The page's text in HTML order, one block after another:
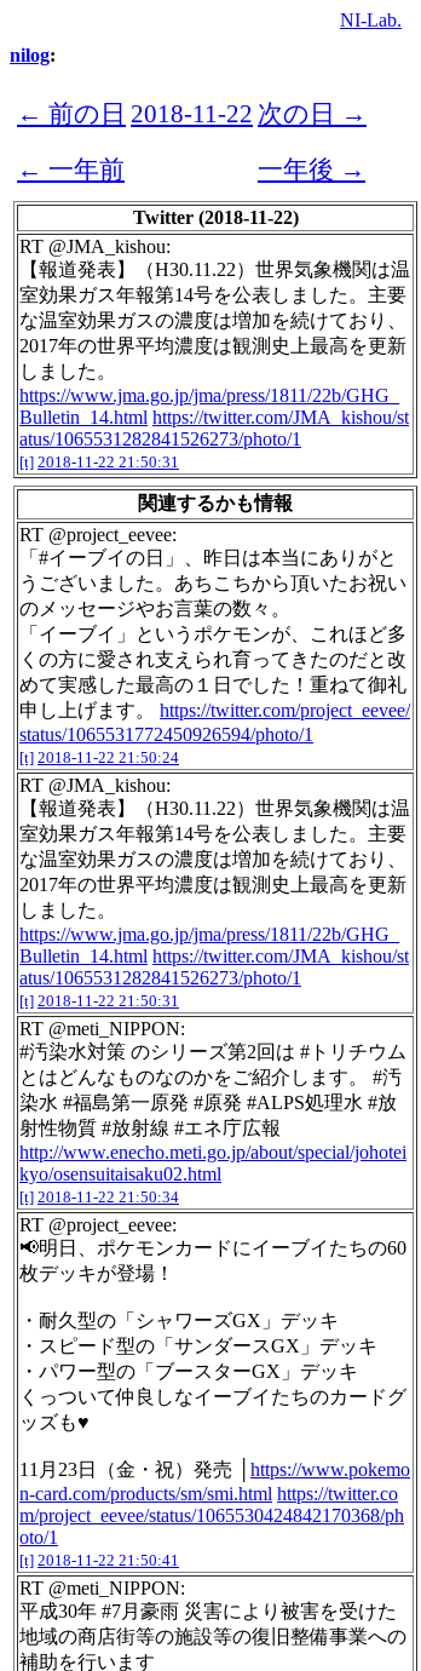
NI-Lab.
nilog:
← 前の日 2018-11-22 次の日 →
← 一年前
一年後 →
Twitter (2018-11-22)
RT @JMA_kishou:
【報道発表】（H30.11.22）世界気象機関は温
室効果ガス年報第14号を公表しました。主要
な温室効果ガスの濃度は増加を続けており、
2017年の世界平均濃度は観測史上最高を更新
しました。
https://www.jma.go.jp/jma/press/1811/22b/GHG_
Bulletin_14.html https://twitter.com/JMA_kishou/st
atus/1065531282841526273/photo/1
[t] 2018-11-22 21:50:31
関連するかも情報
RT @project_eevee:
「#イーブイの日」、昨日は本当にありがと
うございました。あちこちから頂いたお祝い
のメッセージやお言葉の数々。
「イーブイ」というポケモンが、これほど多
くの方に愛され支えられ育ってきたのだと改
めて実感した最高の１日でした！重ねて御礼
申し上げます。 https://twitter.com/project_eevee/
status/1065531772450926594/photo/1
[t] 2018-11-22 21:50:24
RT @JMA_kishou:
【報道発表】（H30.11.22）世界気象機関は温
室効果ガス年報第14号を公表しました。主要
な温室効果ガスの濃度は増加を続けており、
2017年の世界平均濃度は観測史上最高を更新
しました。
https://www.jma.go.jp/jma/press/1811/22b/GHG_
Bulletin_14.html https://twitter.com/JMA_kishou/st
atus/1065531282841526273/photo/1
[t] 2018-11-22 21:50:31
RT @meti_NIPPON:
#汚染水対策 のシリーズ第2回は #トリチウム
とはどんなものなのかをご紹介します。 #汚
染水 #福島第一原発 #原発 #ALPS処理水 #放
射性物質 #放射線 #エネ庁広報
http://www.enecho.meti.go.jp/about/special/johotei
kyo/osensuitaisaku02.html
[t] 2018-11-22 21:50:34
RT @project_eevee:
📢明日、ポケモンカードにイーブイたちの60
枚デッキが登場！
・耐久型の「シャワーズGX」デッキ
・スピード型の「サンダースGX」デッキ
・パワー型の「ブースターGX」デッキ
くっついて仲良しなイーブイたちのカードグ
ッズも♥
11月23日（金・祝）発売 │ https://www.pokemo
n-card.com/products/sm/smi.html https://twitter.co
m/project_eevee/status/1065530424842170368/ph
oto/1
[t] 2018-11-22 21:50:41
RT @meti_NIPPON:
平成30年 #7月豪雨 災害により被害を受けた
地域の商店街等の施設等の復旧整備事業への
補助を行います